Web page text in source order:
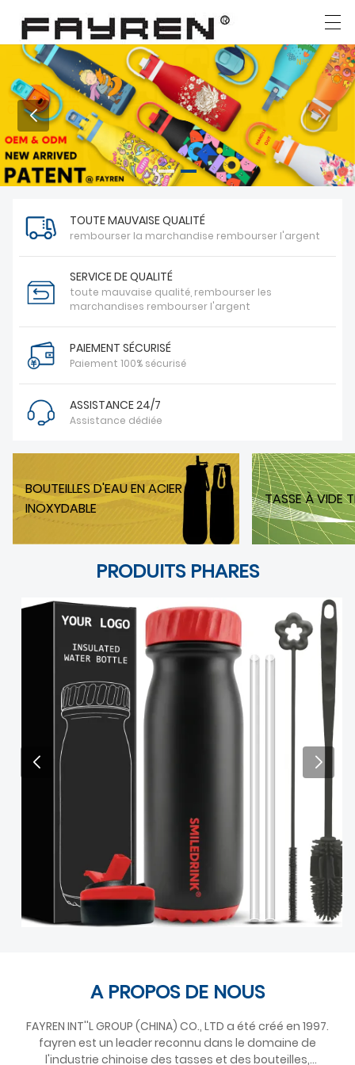
MAISON
NOUVELLES
USINE
À PROPOS DE NOUS
العربية Deutsch Ελληνική γλώσσα English
TOUTE MAUVAISE QUALITÉ
rembourser la marchandise rembourser l'argent
SERVICE DE QUALITÉ
toute mauvaise qualité, rembourser les
marchandises rembourser l'argent
PAIEMENT SÉCURISÉ
Paiement 100% sécurisé
ASSISTANCE 24/7
Assistance dédiée
BOUTEILLES D'EAU EN ACIER
INOXYDABLE
TASSE À VIDE
PRODUITS PHARES
A PROPOS DE NOUS
FAYREN INT''L GROUP (CHINA) CO., LTD a été créé en 1997.
fayren est un leader reconnu dans le domaine de
l'industrie chinoise des tasses et des bouteilles,